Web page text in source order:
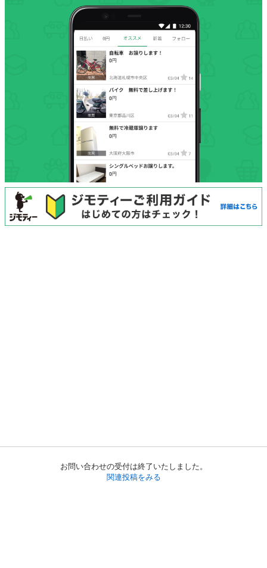
お問い合わせの受付は終了いたしました。
関連投稿をみる